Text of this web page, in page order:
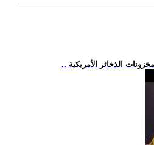
الذخائر الأمريكية